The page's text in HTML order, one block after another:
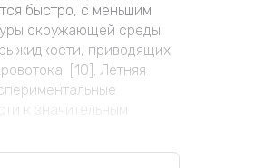
быстро, с меньшим
окружающей среды
жидкости, приводящих
[10]. Летняя
к значительным